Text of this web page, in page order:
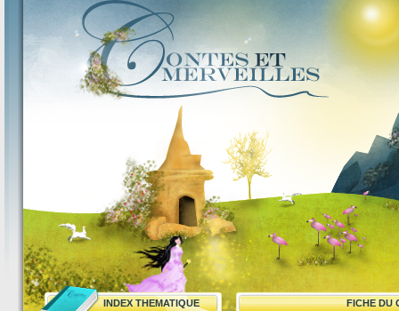
INDEX THEMATIQUE FICHE DU